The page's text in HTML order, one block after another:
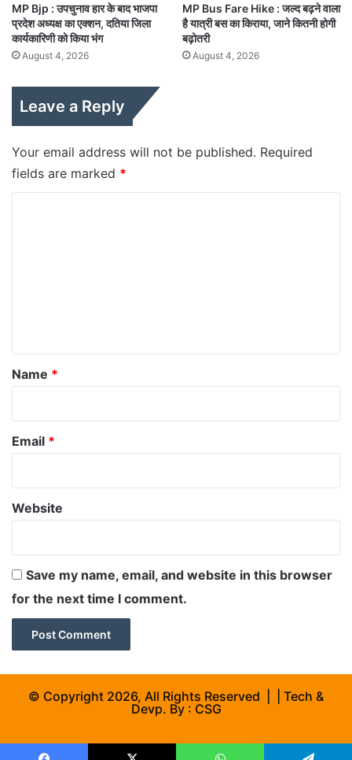
MP Bjp : उपचुनाव हार के बाद भाजपा
प्रदेश अध्यक्ष का एक्शन, दतिया जिला
कार्यकारिणी को किया भंग
August 4, 2026
MP Bus Fare Hike : जल्द बढ़ने वाला
है यात्री बस का किराया, जाने कितनी होगी
बढ़ोतरी
August 4, 2026
Leave a Reply
Your email address will not be published. Required
fields are marked *
*
Name *
Email *
Website
Save my name, email, and website in this browser
for the next time I comment.
© Copyright 2026, All Rights Reserved | | Tech &
Devp. By : CSG